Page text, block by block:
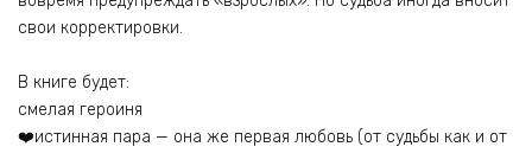
свои корректировки.
В книге будет:
смелая героиня
‍❤️‍истинная пара — она же первая любовь (от судьбы как и от